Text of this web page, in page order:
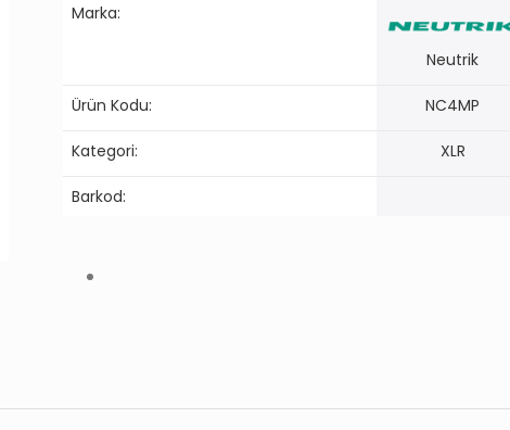
Marka:
Neutrik
Ürün Kodu: NC4MP
Kategori: XLR
Barkod: